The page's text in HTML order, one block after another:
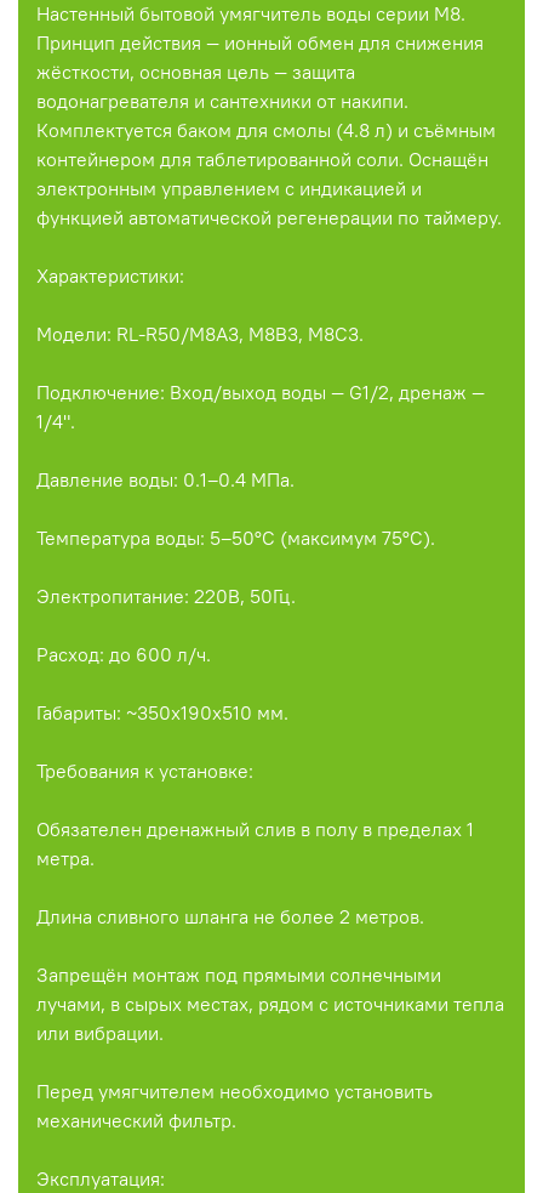
Настенный бытовой умягчитель воды серии M8.
Принцип действия — ионный обмен для снижения
жёсткости, основная цель — защита
водонагревателя и сантехники от накипи.
Комплектуется баком для смолы (4.8 л) и съёмным
контейнером для таблетированной соли. Оснащён
электронным управлением с индикацией и
функцией автоматической регенерации по таймеру.
Характеристики:
Модели: RL-R50/M8A3, M8B3, M8C3.
Подключение: Вход/выход воды — G1/2, дренаж —
1/4".
Давление воды: 0.1–0.4 МПа.
Температура воды: 5–50°C (максимум 75°C).
Электропитание: 220В, 50Гц.
Расход: до 600 л/ч.
Габариты: ~350x190x510 мм.
Требования к установке:
Обязателен дренажный слив в полу в пределах 1
метра.
Длина сливного шланга не более 2 метров.
Запрещён монтаж под прямыми солнечными
лучами, в сырых местах, рядом с источниками тепла
или вибрации.
Перед умягчителем необходимо установить
механический фильтр.
Эксплуатация: